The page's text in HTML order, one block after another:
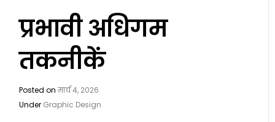
प्रभावी अधिगम
तकनीकें
Posted onमार्च 4, 2026
Under Graphic Design